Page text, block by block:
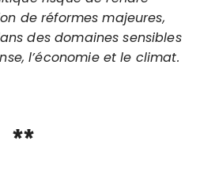
de réformes majeures,
des domaines sensibles
l’économie et le climat.
**